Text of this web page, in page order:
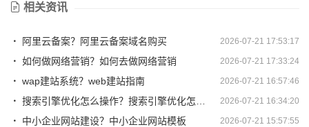
相关资讯
2026-07-21 17:53:17
阿里云备案？阿里云备案域名购买
2026-07-21 17:33:24
如何做网络营销？如何去做网络营销
2026-07-21 16:57:46
wap建站系统？web建站指南
2026-07-21 16:34:20
搜索引擎优化怎么操作？搜索引擎优化怎么操作视频
2026-07-21 15:57:55
中小企业网站建设？中小企业网站模板